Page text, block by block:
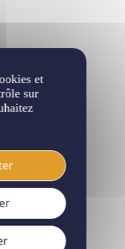
et
sur